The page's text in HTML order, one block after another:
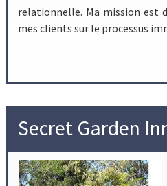
relationnelle. Ma mission est
mes clients sur le processus
Secret Garden